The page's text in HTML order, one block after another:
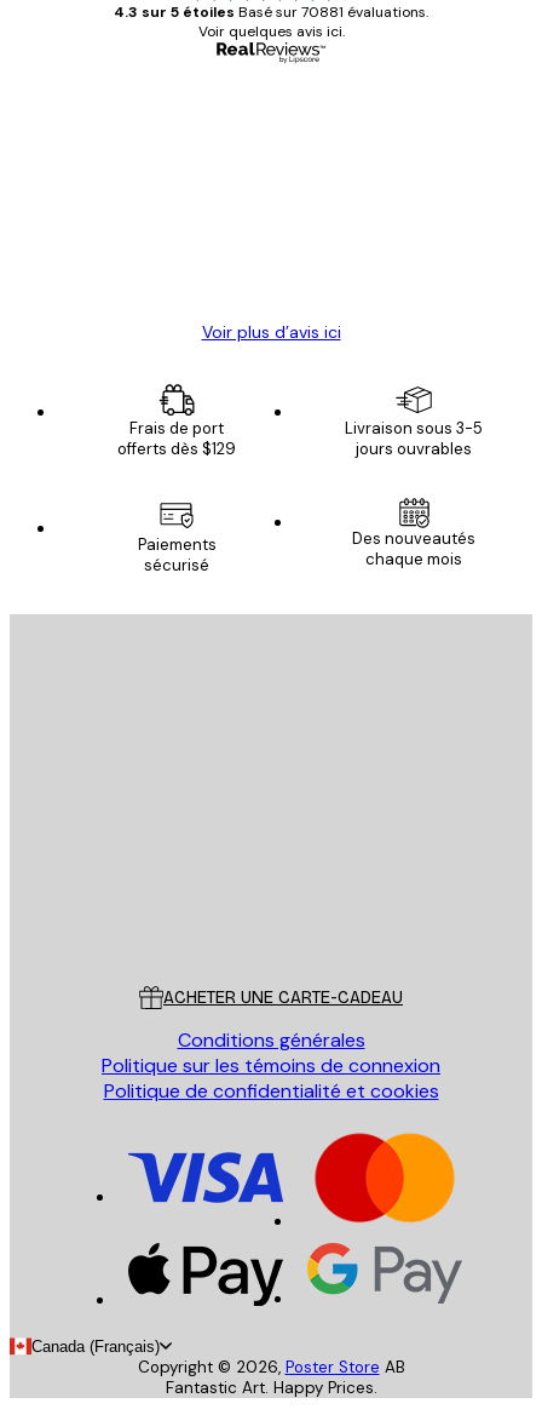
4.3 sur 5 étoiles Basé sur 70881 évaluations.
Voir quelques avis ici.
Voir plus d’avis ici
Frais de port
offerts dès $129
Livraison sous 3-5
jours ouvrables
Paiements
sécurisé
Des nouveautés
chaque mois
ACHETER UNE CARTE-CADEAU
Conditions générales
Politique sur les témoins de connexion
Politique de confidentialité et cookies
Canada (Français)
Copyright © 2026, Poster Store AB
Fantastic Art. Happy Prices.